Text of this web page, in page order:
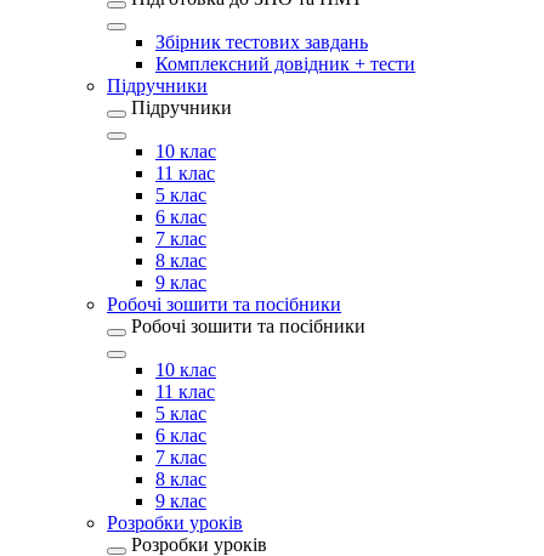
Збірник тестових завдань
Комплексний довідник + тести
Підручники
Підручники
10 клас
11 клас
5 клас
6 клас
7 клас
8 клас
9 клас
Робочі зошити та посібники
Робочі зошити та посібники
10 клас
11 клас
5 клас
6 клас
7 клас
8 клас
9 клас
Розробки уроків
Розробки уроків